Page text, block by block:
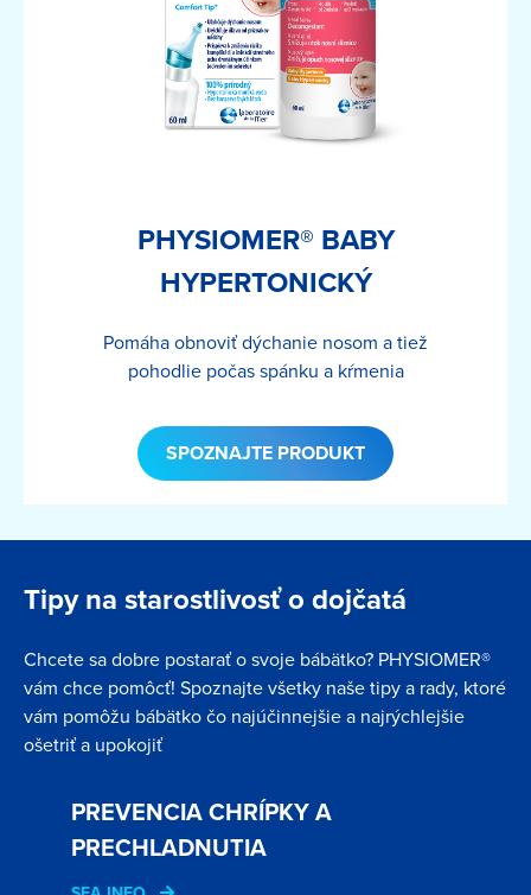
PHYSIOMER® BABY
HYPERTONICKÝ
Pomáha obnoviť dýchanie nosom a tiež
pohodlie počas spánku a kŕmenia
SPOZNAJTE PRODUKT
Tipy na starostlivosť o dojčatá
Chcete sa dobre postarať o svoje bábätko? PHYSIOMER®
vám chce pomôcť! Spoznajte všetky naše tipy a rady, ktoré
vám pomôžu bábätko čo najúčinnejšie a najrýchlejšie
ošetriť a upokojiť
PREVENCIA CHRÍPKY A
PRECHLADNUTIA